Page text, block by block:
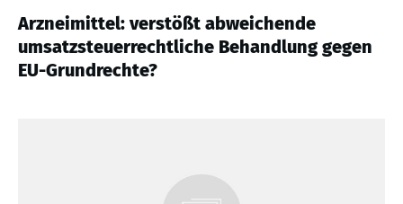
Arzneimittel: verstößt abweichende
umsatzsteuerrechtliche Behandlung gegen
EU-Grundrechte?